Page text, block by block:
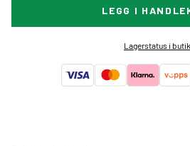
LEGG I
Lagerstatus i